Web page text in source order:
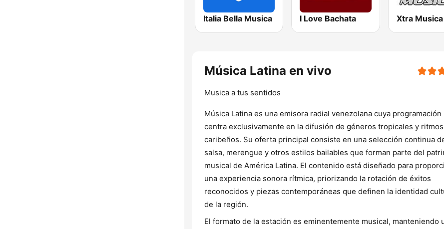
Italia Bella Musica I Love Bachata Xtra Musica
Música Latina en vivo
Musica a tus sentidos
Música Latina es una emisora radial venezolana cuya programación
centra exclusivamente en la difusión de géneros tropicales y ritmos
caribeños. Su oferta principal consiste en una selección continua
salsa, merengue y otros estilos bailables que forman parte del
musical de América Latina. El contenido está diseñado para
una experiencia sonora rítmica, priorizando la rotación de éxitos
reconocidos y piezas contemporáneas que definen la identidad
de la región.
El formato de la estación es eminentemente musical, manteniendo